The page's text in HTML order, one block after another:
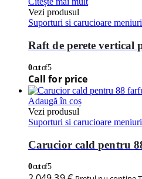
Vezi produsul
Suporturi si carucioare meniuri
Raft de perete vertical
0out of 5
Call for price
Adaugă în coș
Vezi produsul
Suporturi si carucioare meniuri
Carucior cald pentru
0out of 5